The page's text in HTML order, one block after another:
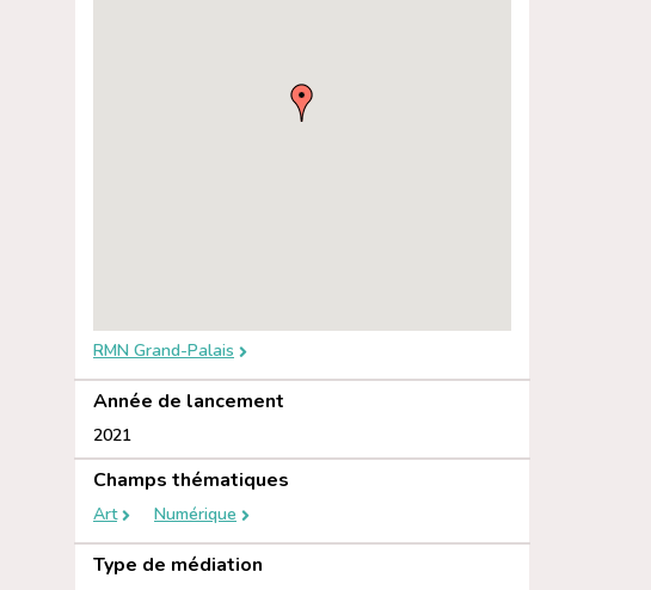
RMN Grand-Palais
Année de lancement
2021
Champs thématiques
Art Numérique
Type de médiation